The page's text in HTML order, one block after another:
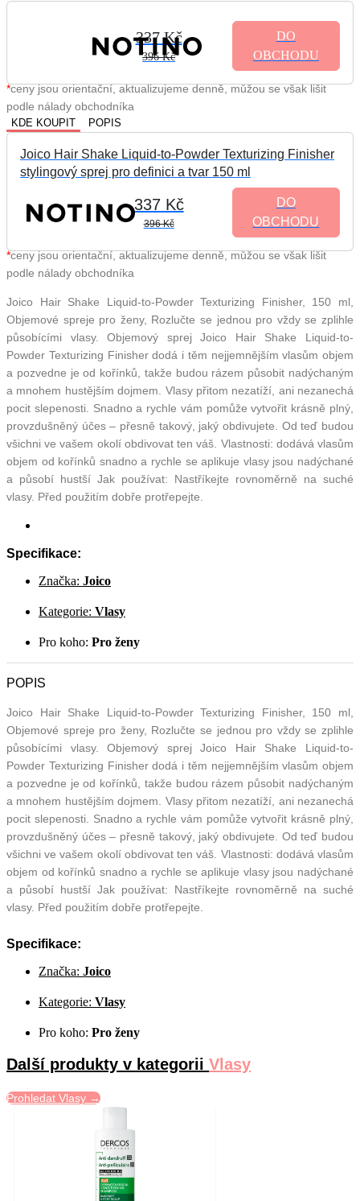
337 Kč
396 Kč
DO
OBCHODU
*ceny jsou orientační, aktualizujeme denně, můžou se však lišit
podle nálady obchodníka
KDE KOUPIT POPIS
Joico Hair Shake Liquid-to-Powder Texturizing Finisher
stylingový sprej pro definici a tvar 150 ml
337 Kč
396 Kč
DO
OBCHODU
*ceny jsou orientační, aktualizujeme denně, můžou se však lišit
podle nálady obchodníka
Joico Hair Shake Liquid-to-Powder Texturizing Finisher, 150 ml,
Objemové spreje pro ženy, Rozlučte se jednou pro vždy se zplihle
působícími vlasy. Objemový sprej Joico Hair Shake Liquid-to-
Powder Texturizing Finisher dodá i těm nejjemnějším vlasům objem
a pozvedne je od kořínků, takže budou rázem působit nadýchaným
a mnohem hustějším dojmem. Vlasy přitom nezatíží, ani nezanechá
pocit slepenosti. Snadno a rychle vám pomůže vytvořit krásně plný,
provzdušněný účes – přesně takový, jaký obdivujete. Od teď budou
všichni ve vašem okolí obdivovat ten váš. Vlastnosti: dodává vlasům
objem od kořínků snadno a rychle se aplikuje vlasy jsou nadýchané
a působí hustší Jak používat: Nastříkejte rovnoměrně na suché
vlasy. Před použitím dobře protřepejte.
Specifikace:
Značka: Joico
Kategorie: Vlasy
Pro koho: Pro ženy
POPIS
Joico Hair Shake Liquid-to-Powder Texturizing Finisher, 150 ml,
Objemové spreje pro ženy, Rozlučte se jednou pro vždy se zplihle
působícími vlasy. Objemový sprej Joico Hair Shake Liquid-to-
Powder Texturizing Finisher dodá i těm nejjemnějším vlasům objem
a pozvedne je od kořínků, takže budou rázem působit nadýchaným
a mnohem hustějším dojmem. Vlasy přitom nezatíží, ani nezanechá
pocit slepenosti. Snadno a rychle vám pomůže vytvořit krásně plný,
provzdušněný účes – přesně takový, jaký obdivujete. Od teď budou
všichni ve vašem okolí obdivovat ten váš. Vlastnosti: dodává vlasům
objem od kořínků snadno a rychle se aplikuje vlasy jsou nadýchané
a působí hustší Jak používat: Nastříkejte rovnoměrně na suché
vlasy. Před použitím dobře protřepejte.
Specifikace:
Značka: Joico
Kategorie: Vlasy
Pro koho: Pro ženy
Další produkty v kategorii Vlasy
Prohledat Vlasy →